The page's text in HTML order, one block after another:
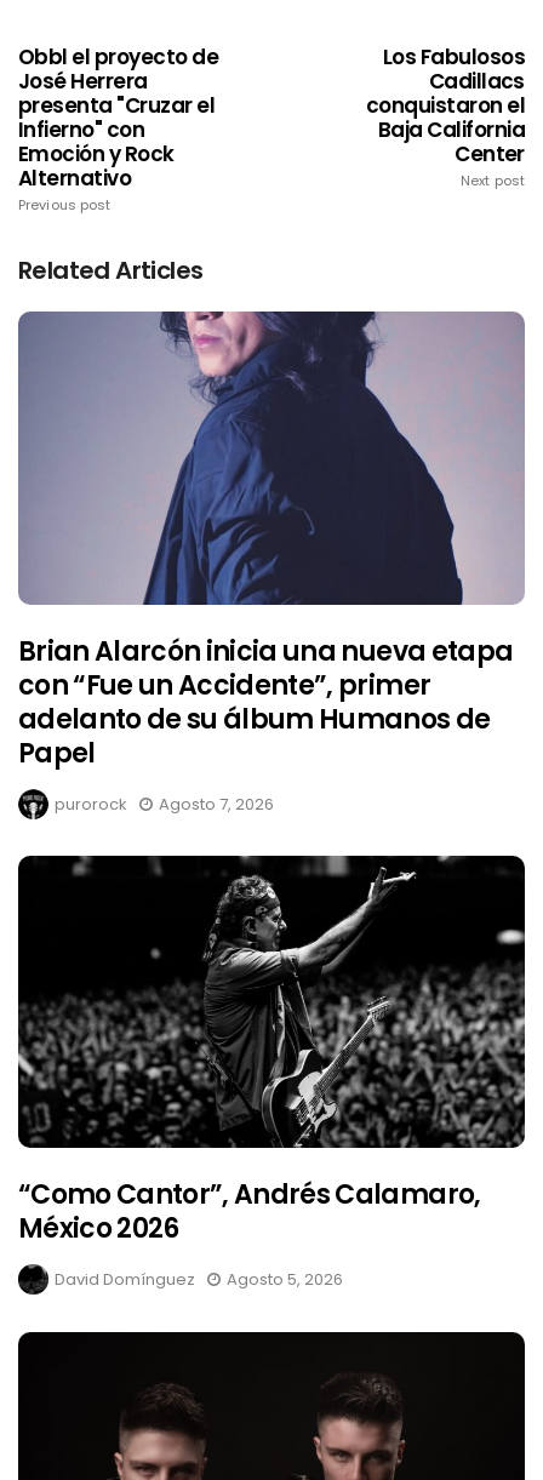
Obbl el proyecto de
José Herrera
presenta "Cruzar el
Infierno" con
Emoción y Rock
Alternativo
Previous post
Los Fabulosos
Cadillacs
conquistaron el
Baja California
Center
Next post
Related Articles
Brian Alarcón inicia una nueva etapa
con “Fue un Accidente”, primer
adelanto de su álbum Humanos de
Papel
purorock Agosto 7, 2026
“Como Cantor”, Andrés Calamaro,
México 2026
David Domínguez Agosto 5, 2026